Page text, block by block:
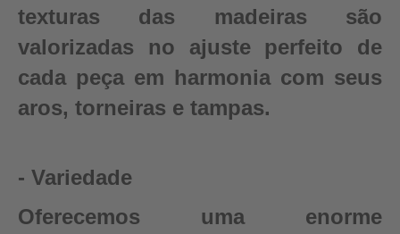
texturas das madeiras são
valorizadas no ajuste perfeito de
cada peça em harmonia com seus
aros, torneiras e tampas.
- Variedade
Oferecemos uma enorme